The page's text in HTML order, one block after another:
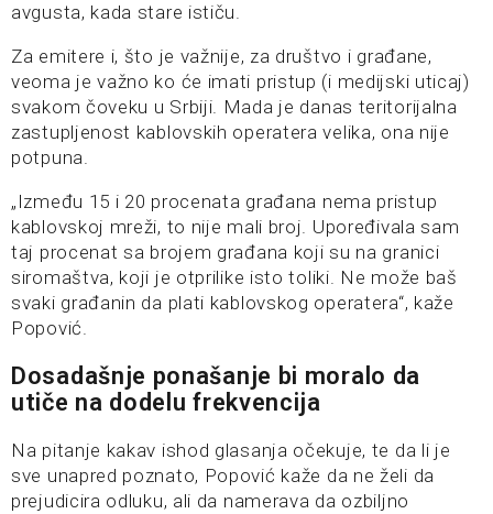
avgusta, kada stare ističu.
Za emitere i, što je važnije, za društvo i građane,
veoma je važno ko će imati pristup (i medijski uticaj)
svakom čoveku u Srbiji. Mada je danas teritorijalna
zastupljenost kablovskih operatera velika, ona nije
potpuna.
„Između 15 i 20 procenata građana nema pristup
kablovskoj mreži, to nije mali broj. Upoređivala sam
taj procenat sa brojem građana koji su na granici
siromaštva, koji je otprilike isto toliki. Ne može baš
svaki građanin da plati kablovskog operatera“, kaže
Popović.
Dosadašnje ponašanje bi moralo da
utiče na dodelu frekvencija
Na pitanje kakav ishod glasanja očekuje, te da li je
sve unapred poznato, Popović kaže da ne želi da
prejudicira odluku, ali da namerava da ozbiljno